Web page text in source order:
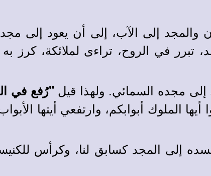
والمجد إلى الآب، إلى أن يعود إلى
في الروح، تراءى لملائكة، كرز به
إلى مجده السمائي. ولهذا قيل"رُفع في
الملوك أبوابكم، وارتفعي أيتها
إلى المجد كسابق لنا، وكرأس